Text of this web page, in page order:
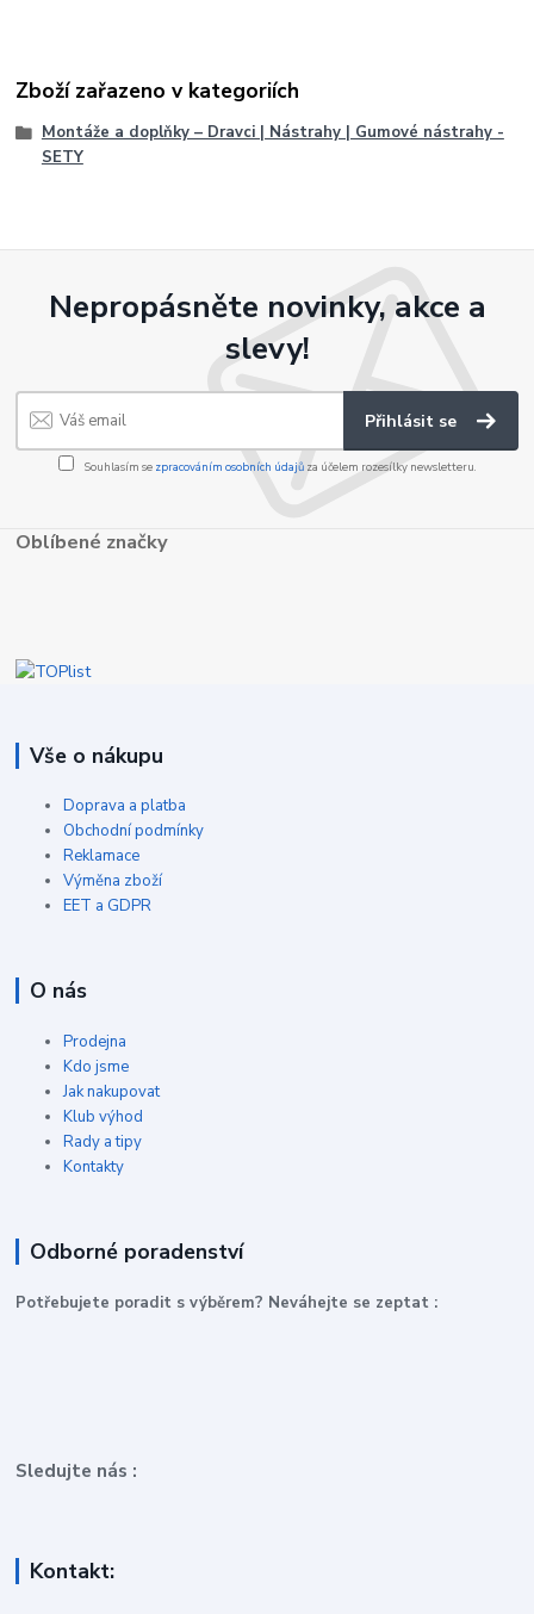
Zboží zařazeno v kategoriích
Montáže a doplňky – Dravci | Nástrahy | Gumové nástrahy -
SETY
Nepropásněte novinky, akce a
slevy!
Přihlásit se
Souhlasím se zpracováním osobních údajůza účelem rozesílky newsletteru.
Oblíbené značky
Vše o nákupu
Doprava a platba
Obchodní podmínky
Reklamace
Výměna zboží
EET a GDPR
O nás
Prodejna
Kdo jsme
Jak nakupovat
Klub výhod
Rady a tipy
Kontakty
Odborné poradenství
Potřebujete poradit s výběrem? Neváhejte se zeptat :
Sledujte nás :
Kontakt: